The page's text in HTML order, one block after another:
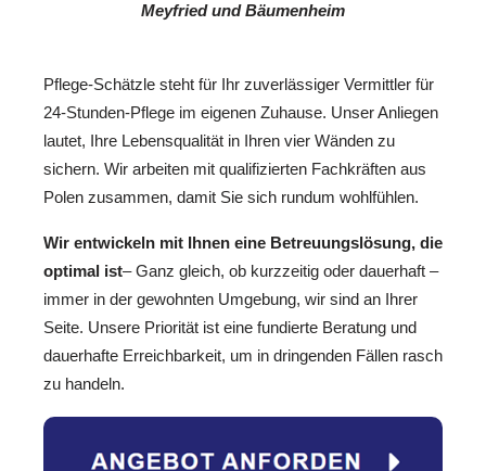
Meyfried und Bäumenheim
Pflege-Schätzle steht für Ihr zuverlässiger Vermittler für
24-Stunden-Pflege im eigenen Zuhause. Unser Anliegen
lautet, Ihre Lebensqualität in Ihren vier Wänden zu
sichern. Wir arbeiten mit qualifizierten Fachkräften aus
Polen zusammen, damit Sie sich rundum wohlfühlen.
Wir entwickeln mit Ihnen eine Betreuungslösung, die
optimal ist– Ganz gleich, ob kurzzeitig oder dauerhaft –
immer in der gewohnten Umgebung, wir sind an Ihrer
Seite. Unsere Priorität ist eine fundierte Beratung und
dauerhafte Erreichbarkeit, um in dringenden Fällen rasch
zu handeln.